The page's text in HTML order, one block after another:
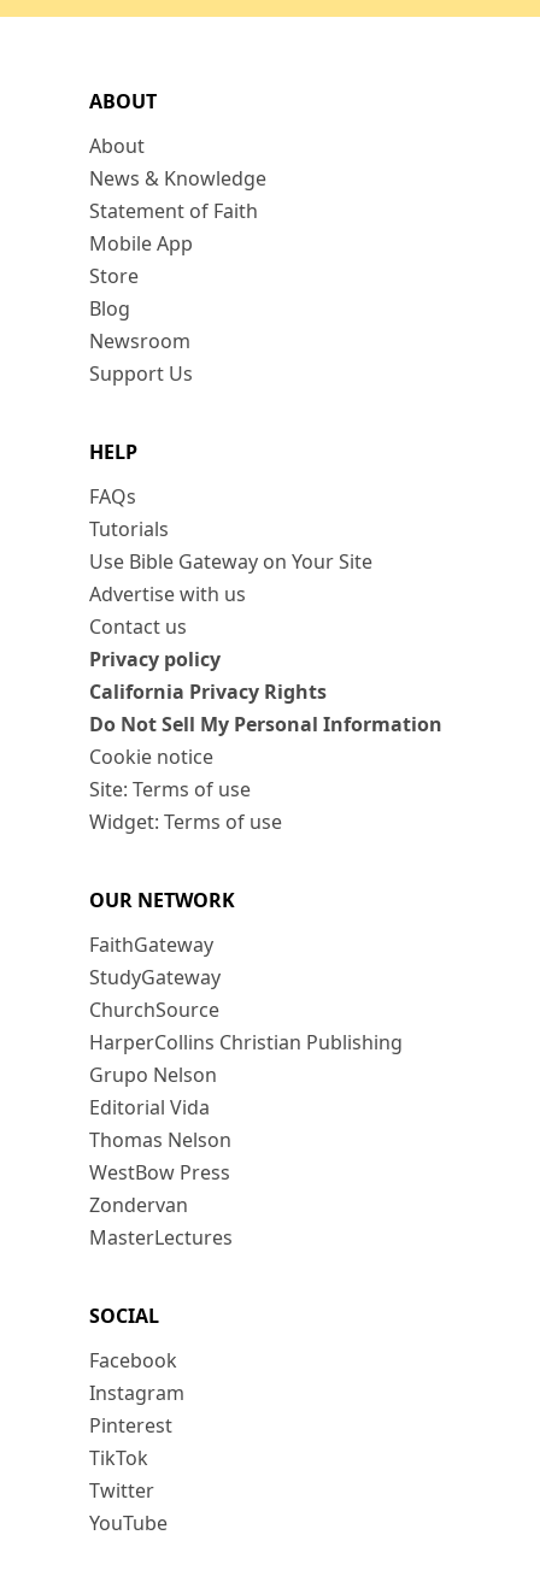
ABOUT
About
News & Knowledge
Statement of Faith
Mobile App
Store
Blog
Newsroom
Support Us
HELP
FAQs
Tutorials
Use Bible Gateway on Your Site
Advertise with us
Contact us
Privacy policy
California Privacy Rights
Do Not Sell My Personal Information
Cookie notice
Site: Terms of use
Widget: Terms of use
OUR NETWORK
FaithGateway
StudyGateway
ChurchSource
HarperCollins Christian Publishing
Grupo Nelson
Editorial Vida
Thomas Nelson
WestBow Press
Zondervan
MasterLectures
SOCIAL
Facebook
Instagram
Pinterest
TikTok
Twitter
YouTube